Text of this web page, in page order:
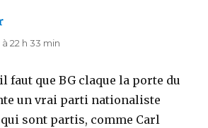
22 h 33 min
faut que BG claque la porte du
un vrai parti nationaliste
qui sont partis, comme Carl